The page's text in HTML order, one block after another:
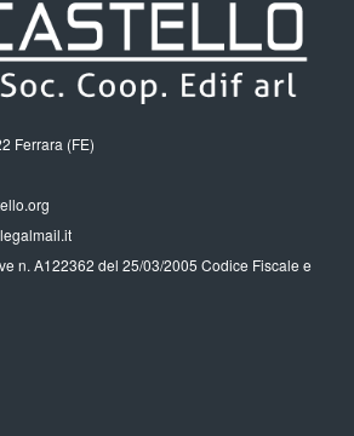
Ferrara (FE)
n. A122362 del 25/03/2005 Codice Fiscale e